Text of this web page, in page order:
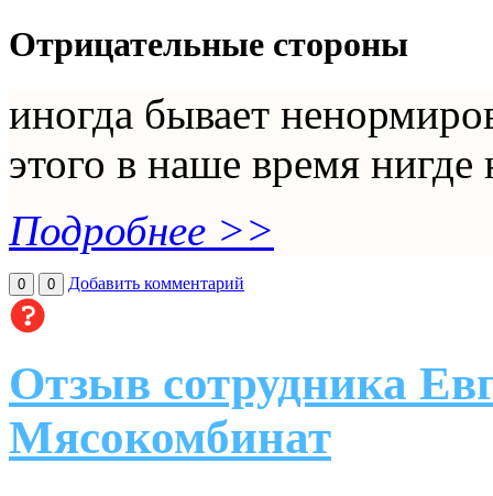
Отрицательные стороны
иногда бывает
этого в наше время нигде
Подробнее >>
0 0 Добавить комментарий
Отзыв сотрудника
Мясокомбинат